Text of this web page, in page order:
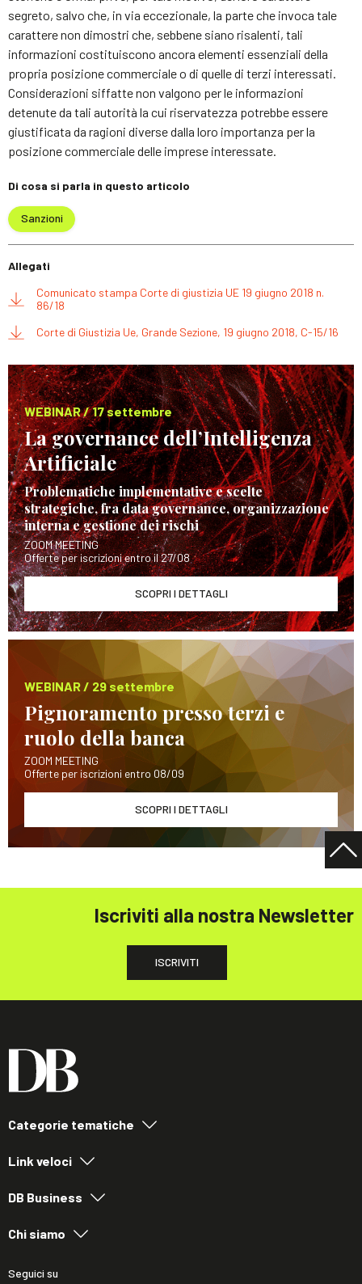
segreto, salvo che, in via eccezionale, la parte che invoca tale
carattere non dimostri che, sebbene siano risalenti, tali
informazioni costituiscono ancora elementi essenziali della
propria posizione commerciale o di quelle di terzi interessati.
Considerazioni siffatte non valgono per le informazioni
detenute da tali autorità la cui riservatezza potrebbe essere
giustificata da ragioni diverse dalla loro importanza per la
posizione commerciale delle imprese interessate.
Di cosa si parla in questo articolo
Sanzioni
Allegati
Comunicato stampa Corte di giustizia UE 19 giugno 2018 n.
86/18
Corte di Giustizia Ue, Grande Sezione, 19 giugno 2018, C-15/16
WEBINAR / 17 settembre
La governance dell’Intelligenza
Artificiale
Problematiche implementative e scelte
strategiche, fra data governance, organizzazione
interna e gestione dei rischi
ZOOM MEETING
Offerte per iscrizioni entro il 27/08
SCOPRI I DETTAGLI
WEBINAR / 29 settembre
Pignoramento presso terzi e
ruolo della banca
ZOOM MEETING
Offerte per iscrizioni entro 08/09
SCOPRI I DETTAGLI
Iscriviti alla nostra Newsletter
ISCRIVITI
Categorie tematiche
Link veloci
DB Business
Chi siamo
Seguici su